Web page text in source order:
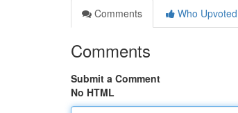
Comments
Who Upvoted
Comments
Submit a Comment
No HTML